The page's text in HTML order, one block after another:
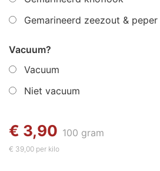
Gemarineerd zeezout & peper
Vacuum?
Vacuum
Niet vacuum
€ 3,90 100 gram
€ 39,00 per kilo